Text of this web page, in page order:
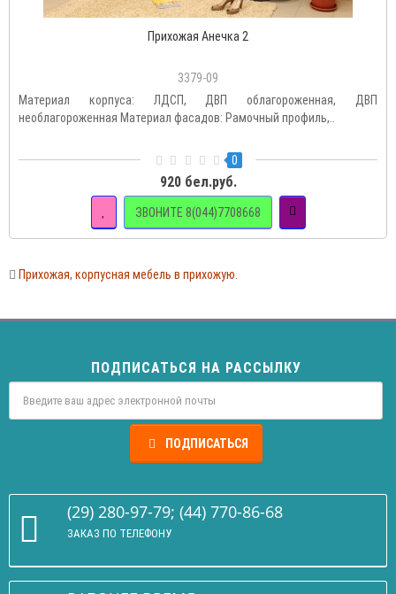
Прихожая Анечка 2
3379-09
Материал корпуса: ЛДСП, ДВП облагороженная, ДВП
необлагороженная Материал фасадов: Рамочный профиль,..
0
920 бел.руб.
ЗВОНИТЕ 8(044)7708668
Прихожая, корпусная мебель в прихожую.
ПОДПИСАТЬСЯ НА РАССЫЛКУ
ПОДПИСАТЬСЯ
(29) 280-97-79; (44) 770-86-68
ЗАКАЗ ПО ТЕЛЕФОНУ